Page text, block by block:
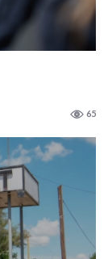
65